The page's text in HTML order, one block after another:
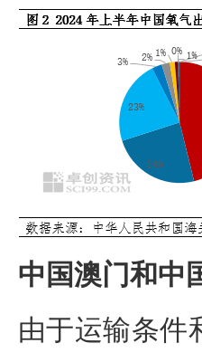
中国澳门和中
由于运输条件